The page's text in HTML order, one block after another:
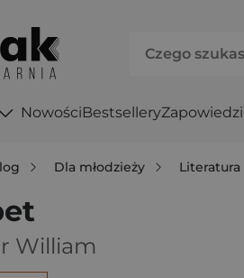
NowościBestselleryZapowiedzi
Dla młodzieży Literatura
William